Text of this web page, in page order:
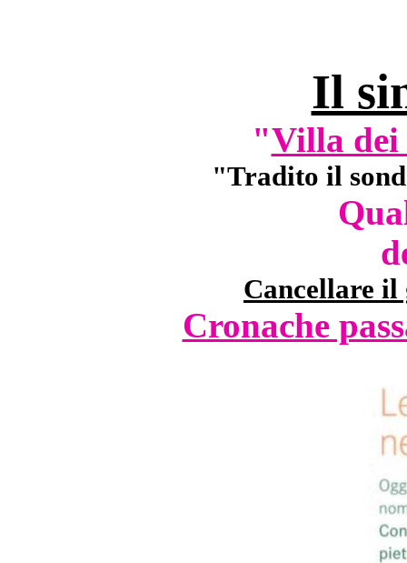
Il
"Villa dei
"Tradito il
Cancellare il
Cronache